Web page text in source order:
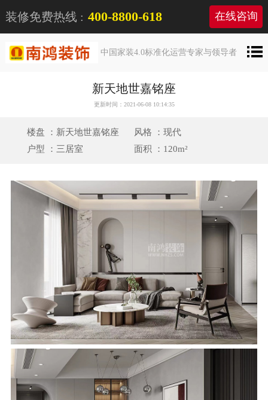
装修免费热线 : 400-8800-618 在线咨询
中国家装4.0标准化运营专家与领导者
新天地世嘉铭座
更新时间：2021-06-08 10:14:35
楼盘 ：新天地世嘉铭座
风格 ：现代
户型 ：三居室
面积 ：120m²